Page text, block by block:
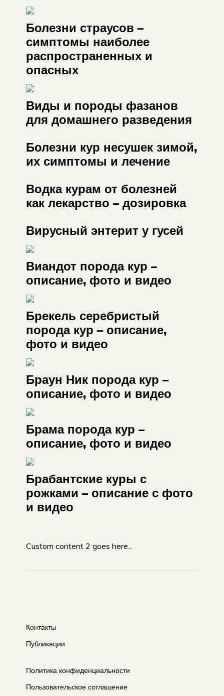
Болезни страусов –
симптомы наиболее
распространенных и
опасных
Виды и породы фазанов
для домашнего разведения
Болезни кур несушек зимой,
их симптомы и лечение
Водка курам от болезней
как лекарство – дозировка
Вирусный энтерит у гусей
Виандот порода кур –
описание, фото и видео
Брекель серебристый
порода кур – описание,
фото и видео
Браун Ник порода кур –
описание, фото и видео
Брама порода кур –
описание, фото и видео
Брабантские куры с
рожками – описание с фото
и видео
Custom content 2 goes here...
Контакты
Публикации
Политика конфиденциальности
Пользовательское соглашение